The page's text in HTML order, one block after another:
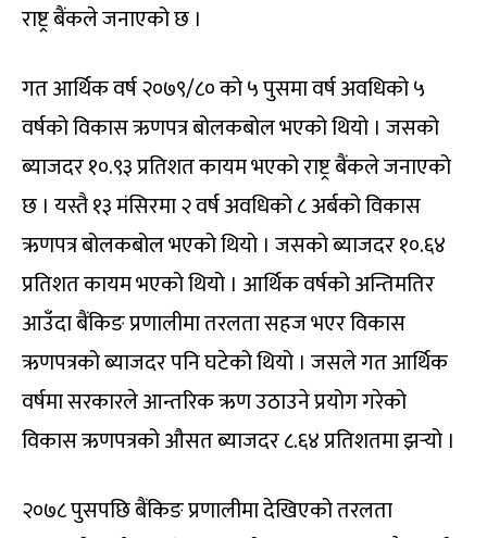
राष्ट्र बैंकले जनाएको छ ।
गत आर्थिक वर्ष २०७९/८० को ५ पुसमा वर्ष अवधिको ५
वर्षको विकास ऋणपत्र बोलकबोल भएको थियो । जसको
ब्याजदर १०.९३ प्रतिशत कायम भएको राष्ट्र बैंकले जनाएको
छ । यस्तै १३ मंसिरमा २ वर्ष अवधिको ८ अर्बको विकास
ऋणपत्र बोलकबोल भएको थियो । जसको ब्याजदर १०.६४
प्रतिशत कायम भएको थियो । आर्थिक वर्षको अन्तिमतिर
आउँदा बैंकिङ प्रणालीमा तरलता सहज भएर विकास
ऋणपत्रको ब्याजदर पनि घटेको थियो । जसले गत आर्थिक
वर्षमा सरकारले आन्तरिक ऋण उठाउने प्रयोग गरेको
विकास ऋणपत्रको औसत ब्याजदर ८.६४ प्रतिशतमा झर्‍यो ।
२०७८ पुसपछि बैंकिङ प्रणालीमा देखिएको तरलता